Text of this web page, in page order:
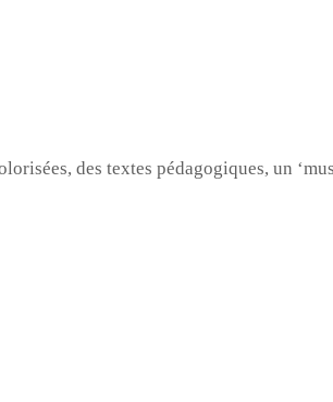
des textes pédagogiques, un